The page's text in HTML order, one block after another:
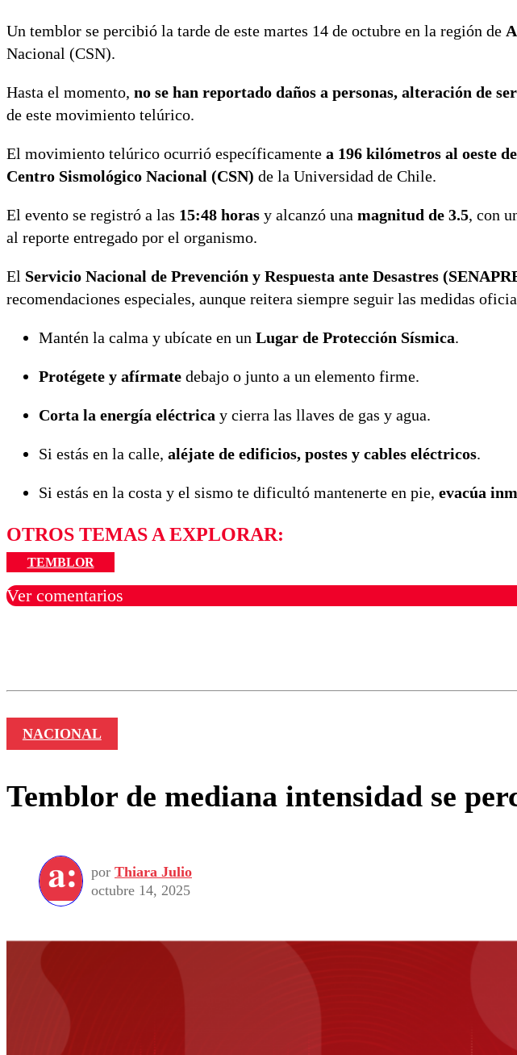
Un temblor se percibió la tarde de este martes 14 de octubre en la región de
Nacional (CSN).
Hasta el momento, no se han reportado daños a personas, alteración de
de este movimiento telúrico.
El movimiento telúrico ocurrió específicamente a 196 kilómetros al oeste
Centro Sismológico Nacional (CSN) de la Universidad de Chile.
El evento se registró a las 15:48 horas y alcanzó una magnitud de 3.5, con
al reporte entregado por el organismo.
El Servicio Nacional de Prevención y Respuesta ante Desastres
recomendaciones especiales, aunque reitera siempre seguir las medidas
Mantén la calma y ubícate en un Lugar de Protección Sísmica.
Protégete y afírmate debajo o junto a un elemento firme.
Corta la energía eléctrica y cierra las llaves de gas y agua.
Si estás en la calle, aléjate de edificios, postes y cables eléctricos.
Si estás en la costa y el sismo te dificultó mantenerte en pie, evacúa
OTROS TEMAS A EXPLORAR:
TEMBLOR
Ver comentarios
NACIONAL
Temblor de mediana intensidad se
por Thiara Julio
octubre 14, 2025